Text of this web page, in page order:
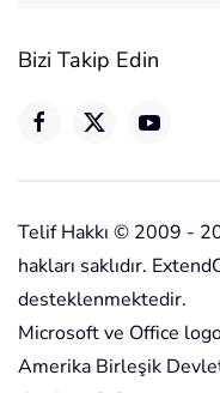
Bizi Takip Edin
Telif Hakkı © 2009 -
hakları saklıdır.
desteklenmektedir.
Microsoft ve Office
Amerika Birleşik